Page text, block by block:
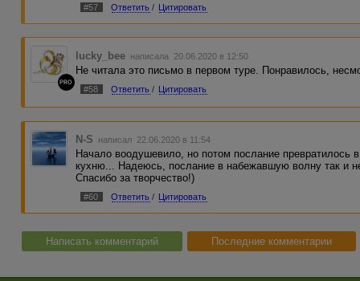
#57 Ответить / Цитировать
PRO
lucky_bee написала 20.06.2020 в 12:50
Не читала это письмо в первом туре. Понравилось,
#58 Ответить / Цитировать
N-S написал 22.06.2020 в 11:54
Начало воодушевило, но потом послание превратилось
кухню... Надеюсь, послание в набежавшую волну так и
Спасибо за творчество!)
#60 Ответить / Цитировать
Написать комментарий Последние комментарии